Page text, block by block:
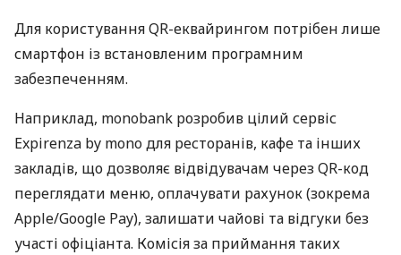
Для користування QR-еквайрингом потрібен лише
смартфон із встановленим програмним
забезпеченням.
Наприклад, monobank розробив цілий сервіс
Expirenza by mono для ресторанів, кафе та інших
закладів, що дозволяє відвідувачам через QR-код
переглядати меню, оплачувати рахунок (зокрема
Apple/Google Pay), залишати чайові та відгуки без
участі офіціанта. Комісія за приймання таких